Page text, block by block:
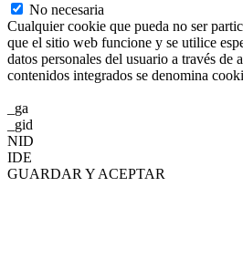
No necesaria
Cualquier cookie que pueda no ser
que el sitio web funcione y se utilice
datos personales del usuario a través de
contenidos integrados se denomina
_ga
_gid
NID
IDE
GUARDAR Y ACEPTAR